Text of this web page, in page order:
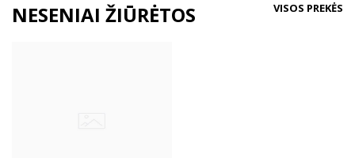
NESENIAI ŽIŪRĖTOS VISOS PREKĖS